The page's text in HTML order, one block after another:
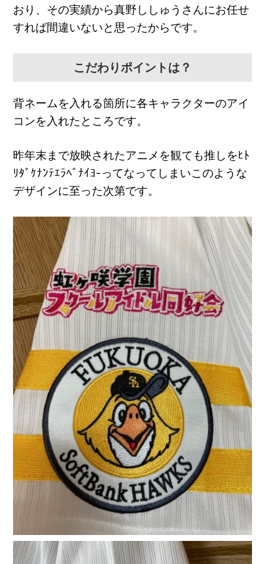
おり、その実績から真野ししゅうさんにお任せ
すれば間違いないと思ったからです。
こだわりポイントは？
背ネームを入れる箇所に各キャラクターのアイ
コンを入れたところです。
昨年末まで放映されたアニメを観ても推しをﾋﾄ
ﾘﾀﾞｹﾅﾝﾃｴﾗﾍﾞﾅｲﾖ-ってなってしまいこのような
デザインに至った次第です。